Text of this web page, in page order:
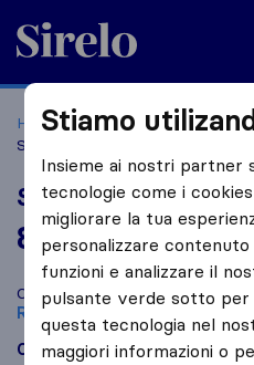
Sirelo.it
Home Le 10 migliori aziende
Speedy Moving
Speedy Moving
8,1 basato su
recensioni di Sirelo e
Confronta Speedy Moving con
Roma
Cosa dicono i clienti
Stiamo
Insieme ai nostri partner
tecnologie come i
migliorare la tua
personalizzare
funzioni e analizzare il
pulsante verde sotto per
questa tecnologia nel
maggiori informazioni o